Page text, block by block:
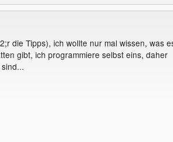
die Tipps), ich wollte nur mal wissen, was
gibt, ich programmiere selbst eins, daher